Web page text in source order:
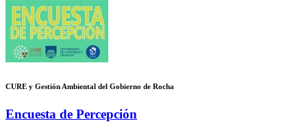
CURE y Gestión Ambiental del Gobierno de Rocha
Encuesta de Percepción